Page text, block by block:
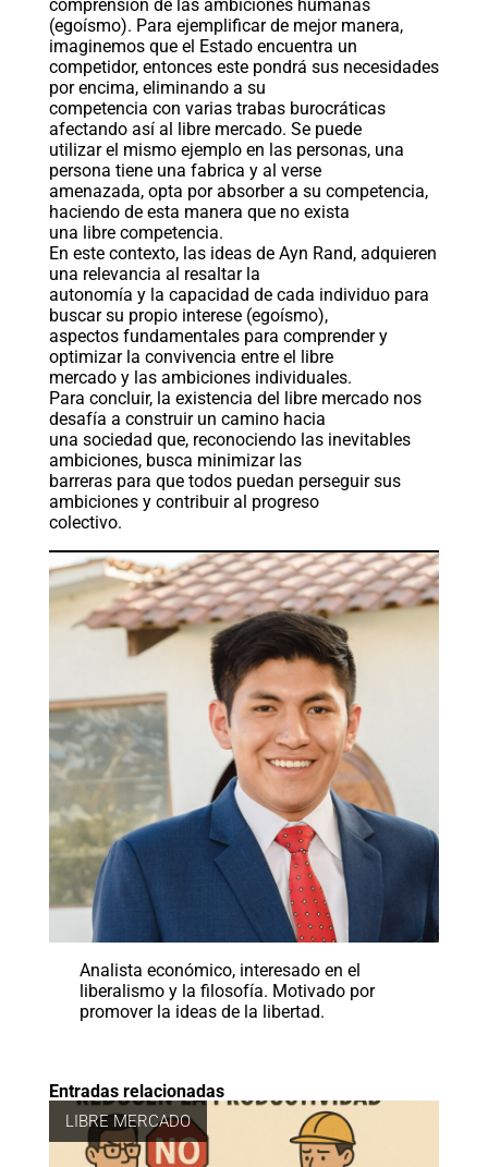
comprensión de las ambiciones humanas
(egoísmo). Para ejemplificar de mejor manera,
imaginemos que el Estado encuentra un
competidor, entonces este pondrá sus necesidades
por encima, eliminando a su
competencia con varias trabas burocráticas
afectando así al libre mercado. Se puede
utilizar el mismo ejemplo en las personas, una
persona tiene una fabrica y al verse
amenazada, opta por absorber a su competencia,
haciendo de esta manera que no exista
una libre competencia.
En este contexto, las ideas de Ayn Rand, adquieren
una relevancia al resaltar la
autonomía y la capacidad de cada individuo para
buscar su propio interese (egoísmo),
aspectos fundamentales para comprender y
optimizar la convivencia entre el libre
mercado y las ambiciones individuales.
Para concluir, la existencia del libre mercado nos
desafía a construir un camino hacia
una sociedad que, reconociendo las inevitables
ambiciones, busca minimizar las
barreras para que todos puedan perseguir sus
ambiciones y contribuir al progreso
colectivo.
Analista económico, interesado en el
liberalismo y la filosofía. Motivado por
promover la ideas de la libertad.
Entradas relacionadas
LIBRE MERCADO